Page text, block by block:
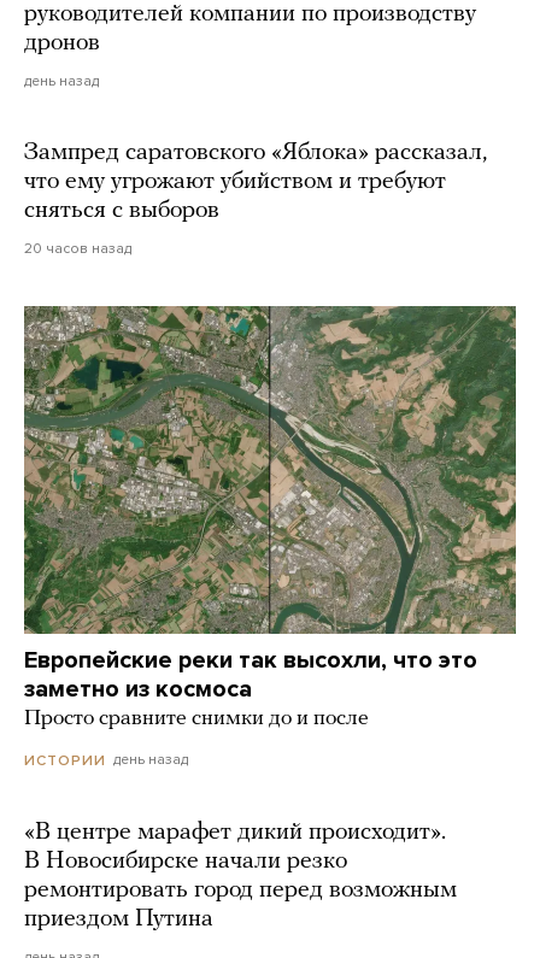
руководителей компании по производству
дронов
день назад
Зампред саратовского «Яблока» рассказал,
что ему угрожают убийством и требуют
сняться с выборов
20 часов назад
Европейские реки так высохли, что это
заметно из космоса
Просто сравните снимки до и после
ИСТОРИИ день назад
«В центре марафет дикий происходит».
В Новосибирске начали резко
ремонтировать город перед возможным
приездом Путина